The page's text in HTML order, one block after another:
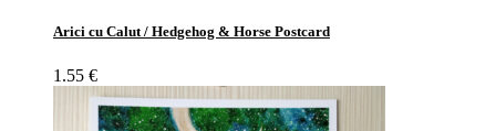
Arici cu Calut / Hedgehog & Horse Postcard
1.55 €